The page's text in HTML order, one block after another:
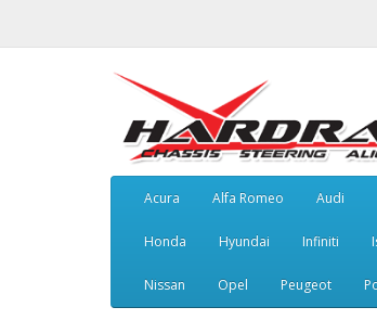
Acura Alfa Romeo Audi
Honda Hyundai Infiniti
Nissan Opel Peugeot